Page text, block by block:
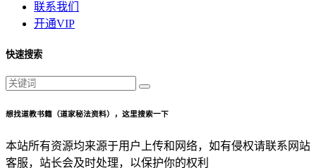
联系我们
开通VIP
快速搜索
想找道教书籍（道家秘法资料），这里搜索一下
本站所有资源均来源于用户上传和网络，如有侵权请联系网站
客服，站长会及时处理，以保护你的权利